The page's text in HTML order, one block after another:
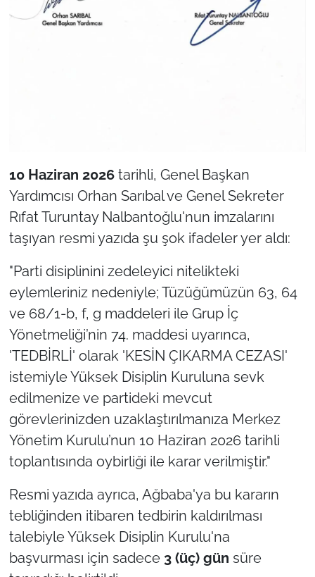
10 Haziran 2026tarihli, Genel Başkan
Yardımcısı Orhan Sarıbal ve Genel Sekreter
Rıfat Turuntay Nalbantoğlu'nun imzalarını
taşıyan resmi yazıda şu şok ifadeler yer aldı:
"Parti disiplinini zedeleyici nitelikteki
eylemleriniz nedeniyle; Tüzüğümüzün 63, 64
ve 68/1-b, f, g maddeleri ile Grup İç
Yönetmeliği’nin 74. maddesi uyarınca,
'TEDBİRLİ' olarak 'KESİN ÇIKARMA CEZASI'
istemiyle Yüksek Disiplin Kuruluna sevk
edilmenize ve partideki mevcut
görevlerinizden uzaklaştırılmanıza Merkez
Yönetim Kurulu’nun 10 Haziran 2026 tarihli
toplantısında oybirliği ile karar verilmiştir."
Resmi yazıda ayrıca, Ağbaba'ya bu kararın
tebliğinden itibaren tedbirin kaldırılması
talebiyle Yüksek Disiplin Kurulu'na
başvurması için sadece 3 (üç) gün süre